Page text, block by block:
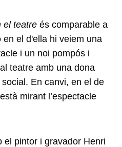
el teatre és comparable a
en el d'ella hi veiem una
i un noi pompós i
teatre amb una dona
En canvi, en el de
mirant l’espectacle
el pintor i gravador Henri